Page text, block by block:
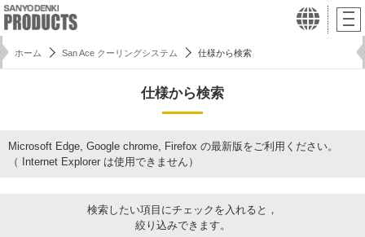
ホーム San Ace クーリングシステム 仕様から検索
仕様から検索
Microsoft Edge, Google chrome, Firefox の最新版をご利用ください。
（ Internet Explorer は使用できません）
検索したい項目にチェックを入れると，
絞り込みできます。